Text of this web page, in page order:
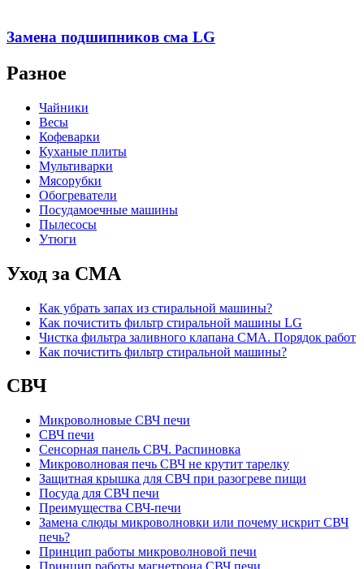
Замена подшипников сма LG
Разное
Чайники
Весы
Кофеварки
Куханые плиты
Мультиварки
Мясорубки
Обогреватели
Посудамоечные машины
Пылесосы
Утюги
Уход за СМА
Как убрать запах из стиральной машины?
Как почистить фильтр стиральной машины LG
Чистка фильтра заливного клапана СМА. Порядок работ
Как почистить фильтр стиральной машины?
СВЧ
Микроволновые СВЧ печи
СВЧ печи
Сенсорная панель СВЧ. Распиновка
Микроволновая печь СВЧ не крутит тарелку
Защитная крышка для СВЧ при разогреве пищи
Посуда для СВЧ печи
Преимущества СВЧ-печи
Замена слюды микроволновки или почему искрит СВЧ
печь?
Принцип работы микроволновой печи